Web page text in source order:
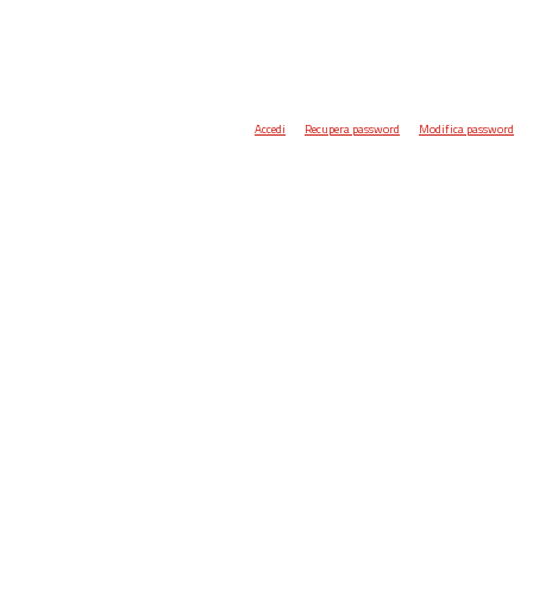
Accedi Recupera password Modifica password